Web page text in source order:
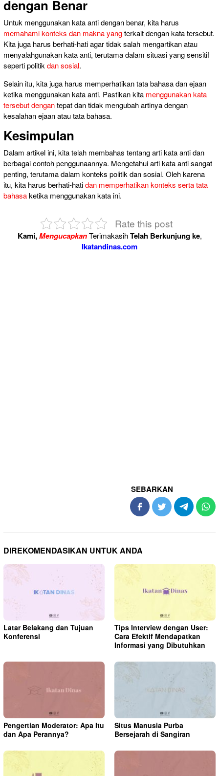
dengan Benar
Untuk menggunakan kata anti dengan benar, kita harus
memahami konteks dan makna yangterkait dengan kata tersebut.
Kita juga harus berhati-hati agar tidak salah mengartikan atau
menyalahgunakan kata anti, terutama dalam situasi yang sensitif
seperti politik dan sosial.
Selain itu, kita juga harus memperhatikan tata bahasa dan ejaan
ketika menggunakan kata anti. Pastikan kita menggunakan kata
tersebut dengantepat dan tidak mengubah artinya dengan
kesalahan ejaan atau tata bahasa.
Kesimpulan
Dalam artikel ini, kita telah membahas tentang arti kata anti dan
berbagai contoh penggunaannya. Mengetahui arti kata anti sangat
penting, terutama dalam konteks politik dan sosial. Oleh karena
itu, kita harus berhati-hatidan memperhatikan konteks serta tata
bahasaketika menggunakan kata ini.
Rate this post
Kami,MengucapkanTerimakasihTelah Berkunjung ke,
Ikatandinas.com
SEBARKAN
DIREKOMENDASIKAN UNTUK ANDA
Latar Belakang dan Tujuan
Konferensi
Tips Interview dengan User:
Cara Efektif Mendapatkan
Informasi yang Dibutuhkan
Pengertian Moderator: Apa Itu
dan Apa Perannya?
Situs Manusia Purba
Bersejarah di Sangiran